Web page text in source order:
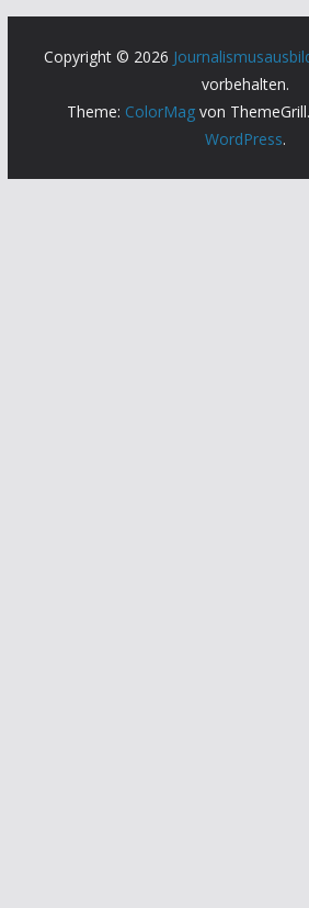
Copyright © 2026
vorbehalten.
Theme: ColorMag von
WordPress.